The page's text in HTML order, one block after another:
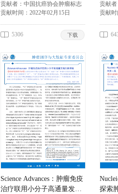
贡献者： 中国抗癌协会肿瘤标志
专业委员会
贡献时间： 2022年02月15日
5306 下载
贡献
专业
贡献
Science Advances：肿瘤免疫
治疗联用小分子高通量发现
探索